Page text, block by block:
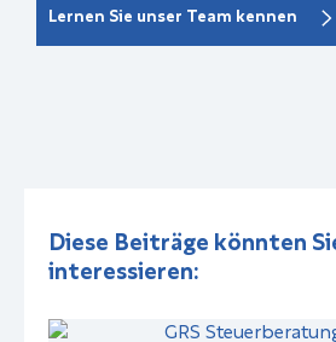
Lernen Sie unser Team kennen
Diese Beiträge könnten
interessieren: